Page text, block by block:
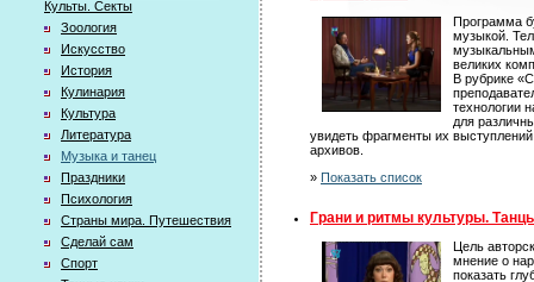
Культы. Секты
Зоология
Искусство
История
Кулинария
Культура
Литература
Музыка и танец
Праздники
Психология
Страны мира. Путешествия
Сделай сам
Спорт
Программа
музыкой.
великих
В рубрике
технологии
для
увидеть фрагменты их
архивов.
» Показать список
Грани и ритмы культуры.
Цель
мнение о
показать